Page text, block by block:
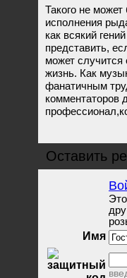
Такого не
исполнения
как всякий
представить,
может
жизнь. Как
фанатичным
комментаторов
Оставить
Имя